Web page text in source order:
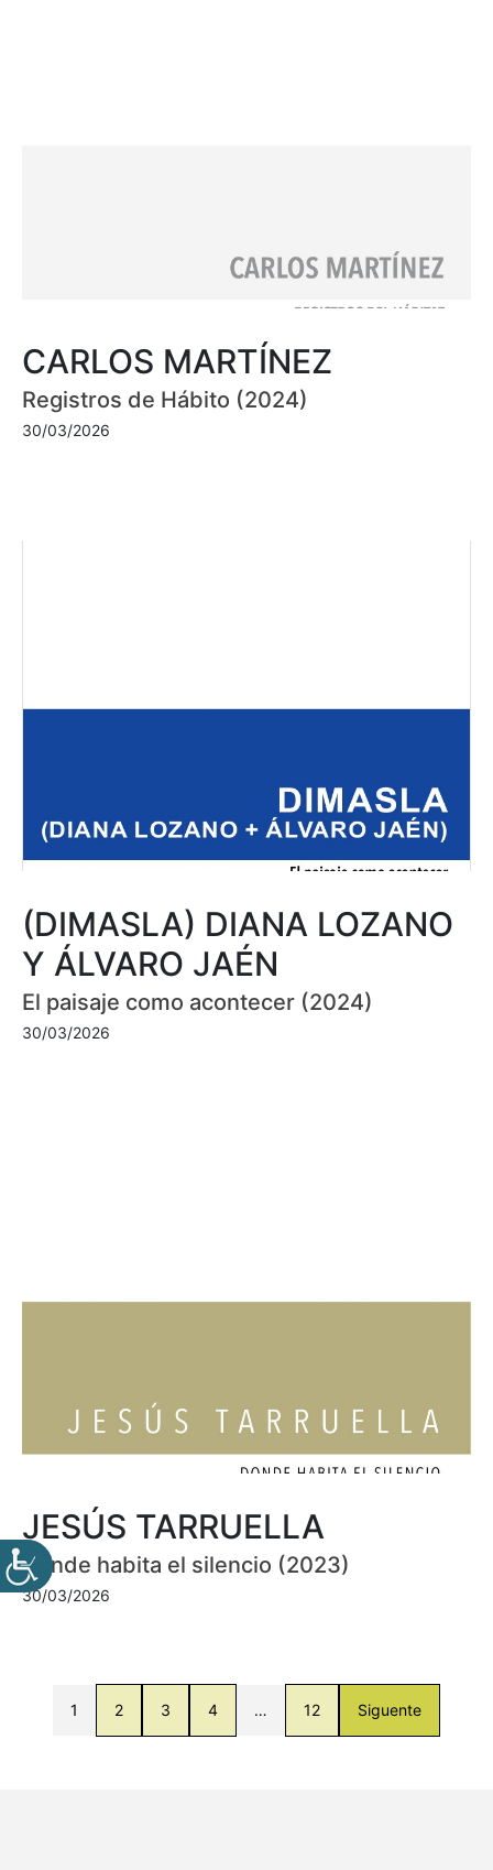
CARLOS MARTÍNEZ
Registros de Hábito (2024)
30/03/2026
(DIMASLA) DIANA LOZANO
Y ÁLVARO JAÉN
El paisaje como acontecer (2024)
30/03/2026
JESÚS TARRUELLA
Donde habita el silencio (2023)
30/03/2026
1 2 3 4 … 12 Siguente